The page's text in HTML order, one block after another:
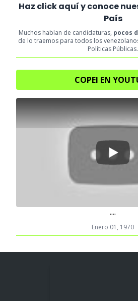
Haz click aquí y conoce
País
Muchos hablan de candidaturas, pocos
de lo traemos para todos los
Políticas Públicas.
COPEI EN
Play
""
Enero 01, 1970